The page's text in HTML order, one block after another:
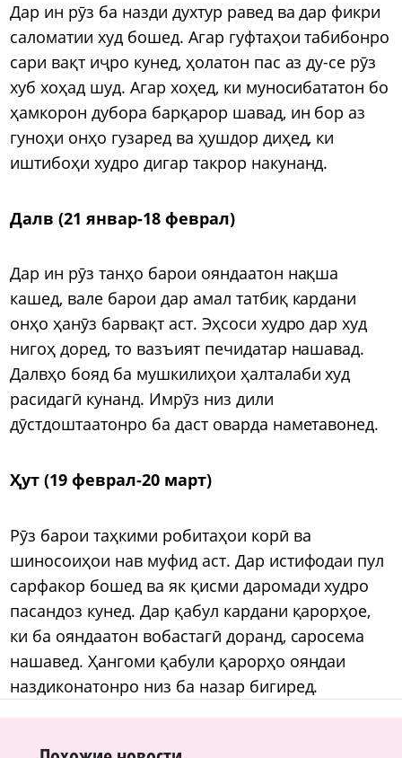
Дар ин рӯз ба назди духтур равед ва дар фикри
саломатии худ бошед. Агар гуфтаҳои табибонро
сари вақт иҷро кунед, ҳолатон пас аз ду-се рӯз
хуб хоҳад шуд. Агар хоҳед, ки муносибататон бо
ҳамкорон дубора барқарор шавад, ин бор аз
гуноҳи онҳо гузаред ва ҳушдор диҳед, ки
иштибоҳи худро дигар такрор накунанд.
Далв (21 январ-18 феврал)
Дар ин рӯз танҳо барои ояндаатон нақша
кашед, вале барои дар амал татбиқ кардани
онҳо ҳанӯз барвақт аст. Эҳсоси худро дар худ
нигоҳ доред, то вазъият печидатар нашавад.
Далвҳо бояд ба мушкилиҳои ҳалталаби худ
расидагӣ кунанд. Имрӯз низ дили
дӯстдоштаатонро ба даст оварда наметавонед.
Ҳут (19 феврал-20 март)
Рӯз барои таҳкими робитаҳои корӣ ва
шиносоиҳои нав муфид аст. Дар истифодаи пул
сарфакор бошед ва як қисми даромади худро
пасандоз кунед. Дар қабул кардани қарорҳое,
ки ба ояндаатон вобастагӣ доранд, саросема
нашавед. Ҳангоми қабули қарорҳо ояндаи
наздиконатонро низ ба назар бигиред.